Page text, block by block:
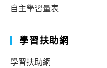
自主學習量表
學習扶助網
學習扶助網